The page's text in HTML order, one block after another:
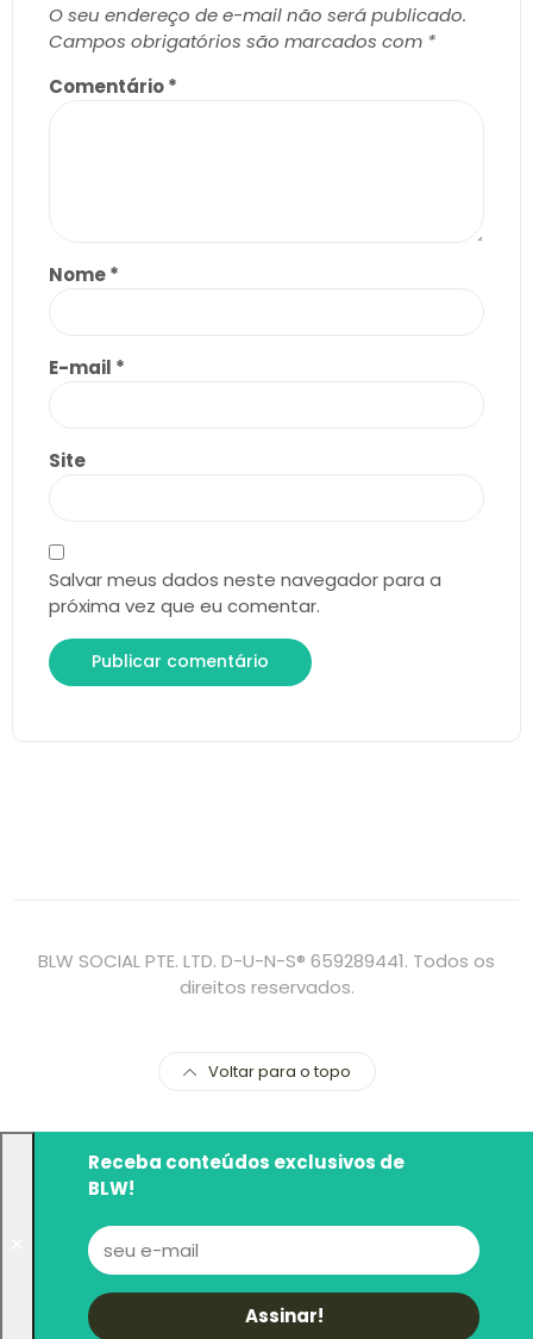
O seu endereço de e-mail não será publicado.
Campos obrigatórios são marcados com *
Comentário*
Nome*
E-mail *
Site
Salvar meus dados neste navegador para a
próxima vez que eu comentar.
BLW SOCIAL PTE. LTD. D-U-N-S® 659289441. Todos os
direitos reservados.
Voltar para o topo
Receba conteúdos exclusivos de
BLW!
Assinar!